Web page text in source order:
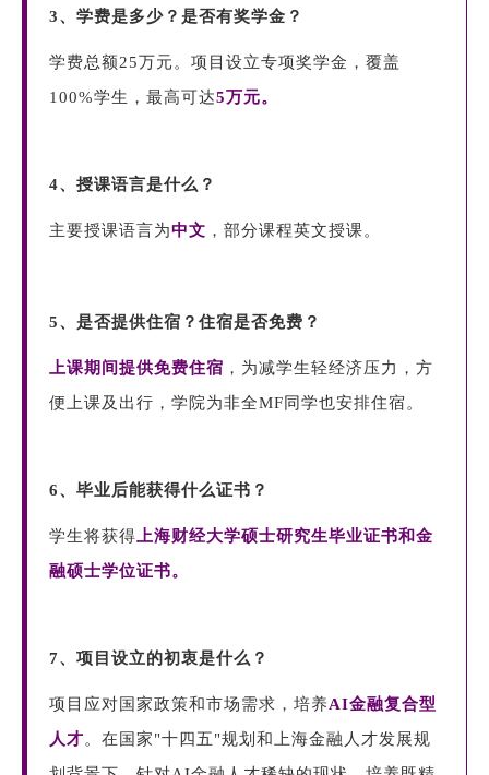
3、学费是多少？是否有奖学金？
学费总额25万元。项目设立专项奖学金，覆盖
100%学生，最高可达5万元。
4、授课语言是什么？
主要授课语言为中文 ，部分课程英文授课。
5、是否提供住宿？住宿是否免费？
上课期间提供免费住宿 ，为减学生轻经济压力，方
便上课及出行，学院为非全MF同学也安排住宿。
6、毕业后能获得什么证书？
学生将获得 上海财经大学硕士研究生毕业证书和金
融硕士学位证书。
7、项目设立的初衷是什么？
项目应对国家政策和市场需求，培养AI金融复合型
人才。在国家"十四五"规划和上海金融人才发展规